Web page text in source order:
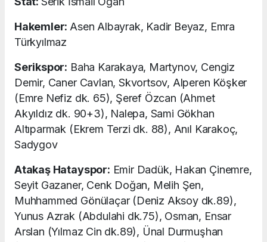
Hakemler: Asen Albayrak, Kadir Beyaz, Emra
Türkyılmaz
Serikspor: Baha Karakaya, Martynov, Cengiz
Demir, Caner Cavlan, Skvortsov, Alperen Köşker
(Emre Nefiz dk. 65), Şeref Özcan (Ahmet
Akyıldız dk. 90+3), Nalepa, Sami Gökhan
Altıparmak (Ekrem Terzi dk. 88), Anıl Karakoç,
Sadygov
Atakaş Hatayspor: Emir Dadük, Hakan Çinemre,
Seyit Gazaner, Cenk Doğan, Melih Şen,
Muhhammed Gönülaçar (Deniz Aksoy dk.89),
Yunus Azrak (Abdulahi dk.75), Osman, Ensar
Arslan (Yılmaz Cin dk.89), Ünal Durmuşhan